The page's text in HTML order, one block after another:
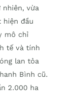
nhiên, vừa
hiện đầu
mô chỉ
tế và tính
lan tỏa
Bình cũ.
2.000 ha